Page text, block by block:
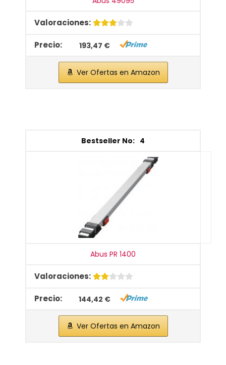
193,47 €
Ver Ofertas en Amazon
4
Abus PR 1400
144,42 €
Ver Ofertas en Amazon